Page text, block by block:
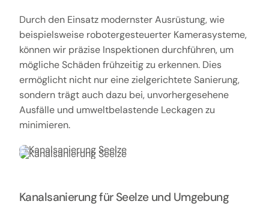
Durch den Einsatz modernster Ausrüstung, wie
beispielsweise robotergesteuerter Kamerasysteme,
können wir präzise Inspektionen durchführen, um
mögliche Schäden frühzeitig zu erkennen. Dies
ermöglicht nicht nur eine zielgerichtete Sanierung,
sondern trägt auch dazu bei, unvorhergesehene
Ausfälle und umweltbelastende Leckagen zu
minimieren.
Kanalsanierung für Seelze und Umgebung